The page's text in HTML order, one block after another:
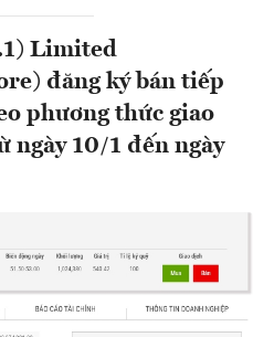
Limited
đăng ký bán tiếp
phương thức giao
ngày 10/1 đến ngày